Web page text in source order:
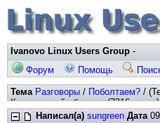
Ivanovo Linux Users Group -
Форум
Помощь
Тема Разговоры / Поболтаем? /
Костромской области. (7316 хитов)
Написал(а) sungreen Дата